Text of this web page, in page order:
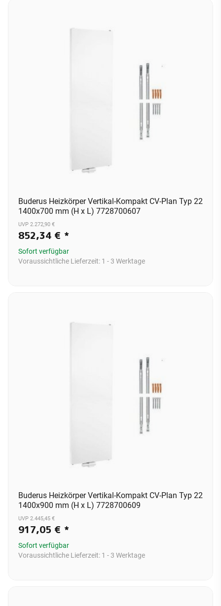
Buderus Heizkörper Vertikal-Kompakt CV-Plan Typ 22
1400x700 mm (H x L) 7728700607
UVP 2.272,90 €
852,34 € *
Sofort verfügbar
Voraussichtliche Lieferzeit: 1 - 3 Werktage
Buderus Heizkörper Vertikal-Kompakt CV-Plan Typ 22
1400x900 mm (H x L) 7728700609
UVP 2.445,45 €
917,05 € *
Sofort verfügbar
Voraussichtliche Lieferzeit: 1 - 3 Werktage